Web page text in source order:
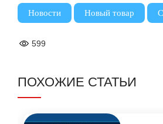
Новости Новый товар
599
ПОХОЖИЕ СТАТЬИ